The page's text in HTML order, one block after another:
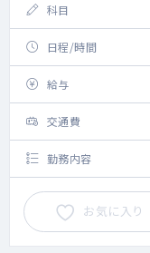
科目
日程/時間
給与
交通費
勤務内容
お気に入り